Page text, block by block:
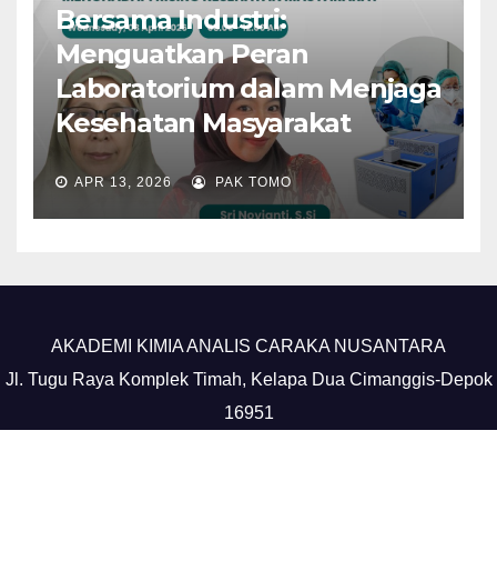
Bersama Industri:
Menguatkan Peran
Laboratorium dalam Menjaga
Kesehatan Masyarakat
APR 13, 2026 PAK TOMO
AKADEMI KIMIA ANALIS CARAKA NUSANTARA
Jl. Tugu Raya Komplek Timah, Kelapa Dua Cimanggis-Depok
16951